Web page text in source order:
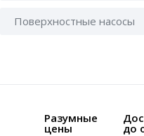
Поверхностные насосы
Разумные
цены до